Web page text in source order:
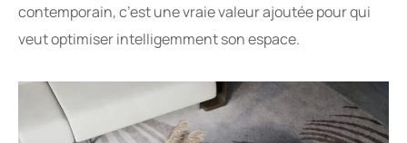
contemporain, c’est une vraie valeur ajoutée pour qui
veut optimiser intelligemment son espace.